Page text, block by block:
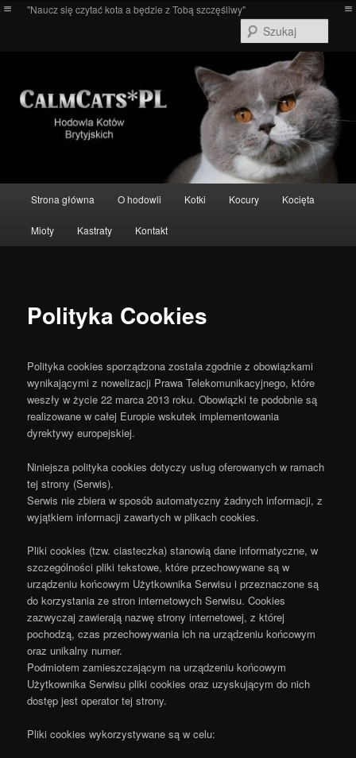
Przeskocz"Naucz się czytać kota a będzie z Tobą szczęśliwy"
Strona główna O hodowli Kotki Kocury Kocięta
Mioty Kastraty Kontakt
Polityka Cookies
Polityka cookies sporządzona została zgodnie z obowiązkami
wynikającymi z nowelizacji Prawa Telekomunikacyjnego, które
weszły w życie 22 marca 2013 roku. Obowiązki te podobnie są
realizowane w całej Europie wskutek implementowania
dyrektywy europejskiej.
Niniejsza polityka cookies dotyczy usług oferowanych w ramach
tej strony (Serwis).
Serwis nie zbiera w sposób automatyczny żadnych informacji, z
wyjątkiem informacji zawartych w plikach cookies.
Pliki cookies (tzw. ciasteczka) stanowią dane informatyczne, w
szczególności pliki tekstowe, które przechowywane są w
urządzeniu końcowym Użytkownika Serwisu i przeznaczone są
do korzystania ze stron internetowych Serwisu. Cookies
zazwyczaj zawierają nazwę strony internetowej, z której
pochodzą, czas przechowywania ich na urządzeniu końcowym
oraz unikalny numer.
Podmiotem zamieszczającym na urządzeniu końcowym
Użytkownika Serwisu pliki cookies oraz uzyskującym do nich
dostęp jest operator tej strony.
Pliki cookies wykorzystywane są w celu: